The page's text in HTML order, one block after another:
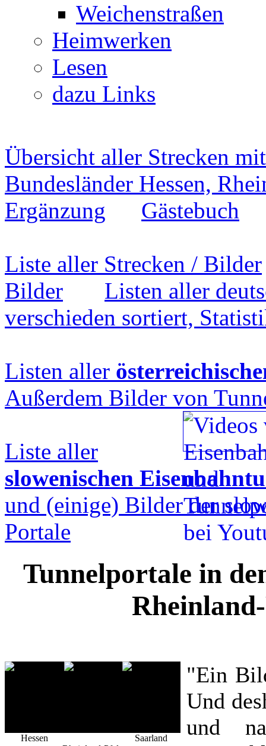
Weichenstraßen
Heimwerken
Lesen
dazu Links
Übersicht aller Strecken
Bundesländer Hessen,
Ergänzung
Gästebuch
Liste aller Strecken / Bilder
Bilder
Listen aller
verschieden sortiert,
Listen aller
Außerdem Bilder von
Liste aller
slowenischen
und (einige) Bilder der
Portale
Tunnelportale in
Hessen
Saarland
"Ein
Und
und